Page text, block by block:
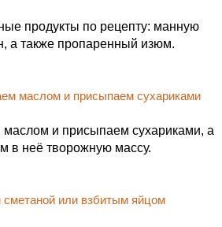
продукты по рецепту: манную
а также пропаренный изюм.
и присыпаем сухариками, а
в неё творожную массу.